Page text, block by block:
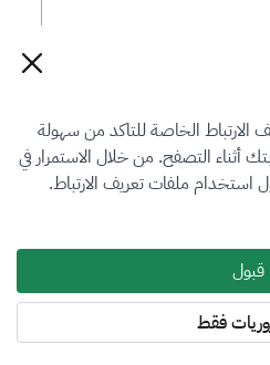
الخاصة للتاكد من سهولة
التصفح. من خلال الاستمرار في
استخدام ملفات تعريف الارتباط.
قبول
فقط